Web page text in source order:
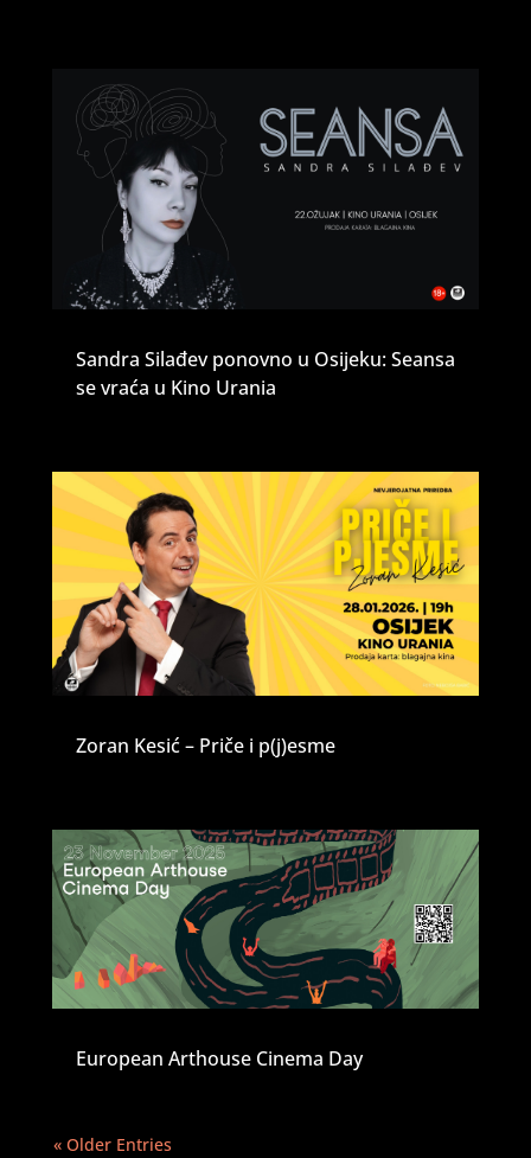
Sandra Silađev ponovno u Osijeku: Seansa
se vraća u Kino Urania
Zoran Kesić – Priče i p(j)esme
European Arthouse Cinema Day
« Older Entries